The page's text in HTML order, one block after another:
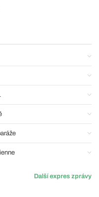
Další expres zprávy